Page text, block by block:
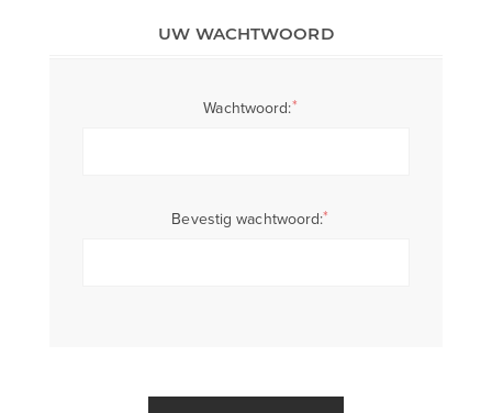
UW WACHTWOORD
Wachtwoord:*
Bevestig wachtwoord:*